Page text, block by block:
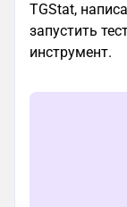
TGStat,
запустить
инструмент.